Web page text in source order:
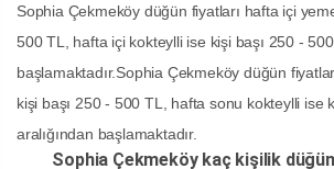
Sophia Çekmeköy düğün fiyatları hafta içi
500 TL, hafta içi kokteylli ise kişi başı 250 - 500
başlamaktadır.Sophia Çekmeköy düğün
kişi başı 250 - 500 TL, hafta sonu kokteylli ise
aralığından başlamaktadır.
Sophia Çekmeköy kaç kişilik